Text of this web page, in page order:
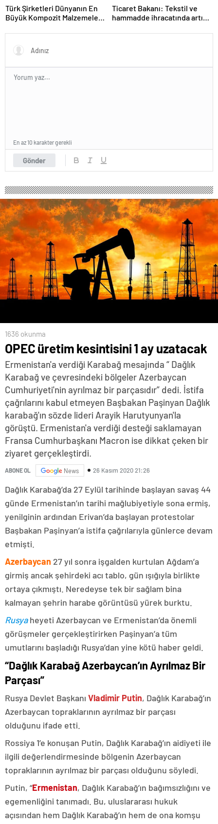
Türk Şirketleri Dünyanın En
Büyük Kompozit Malzemeler
Ticaret Bakanı: Tekstil ve
hammadde ihracatında artış
Gönder
En az 10 karakter gerekli
1636 okunma
OPEC üretim kesintisini 1 ay uzatacak
Ermenistan'a verdiği Karabağ mesajında “ Dağlık
Karabağ ve çevresindeki bölgeler Azerbaycan
Cumhuriyeti'nin ayrılmaz bir parçasıdır” dedi. İstifa
çağrılarını kabul etmeyen Başbakan Paşinyan Dağlık
karabağ'ın sözde lideri Arayik Harutyunyan'la
görüştü. Ermenistan'a verdiği desteği saklamayan
Fransa Cumhurbaşkanı Macron ise dikkat çeken bir
ziyaret gerçekleştirdi.
ABONE OL News 26 Kasım 2020 21:26
Dağlık Karabağ’da 27 Eylül tarihinde başlayan savaş 44
günde Ermenistan’ın tarihi mağlubiyetiyle sona ermiş,
yenilginin ardından Erivan’da başlayan protestolar
Başbakan Paşinyan’a istifa çağrılarıyla günlerce devam
etmişti.
Azerbaycan 27 yıl sonra işgalden kurtulan Ağdam’a
girmiş ancak şehirdeki acı tablo, gün ışığıyla birlikte
ortaya çıkmıştı. Neredeyse tek bir sağlam bina
kalmayan şehrin harabe görüntüsü yürek burktu.
Rusyaheyeti Azerbaycan ve Ermenistan’da önemli
görüşmeler gerçekleştirirken Paşinyan’a tüm
umutlarını başladığı Rusya’dan yine kötü haber geldi.
“Dağlık Karabağ Azerbaycan’ın Ayrılmaz Bir
Parçası”
Rusya Devlet Başkanı Vladimir Putin, Dağlık Karabağ’ın
Azerbaycan topraklarının ayrılmaz bir parçası
olduğunu ifade etti.
Rossiya 1’e konuşan Putin, Dağlık Karabağ’ın aidiyeti ile
ilgili değerlendirmesinde bölgenin Azerbaycan
topraklarının ayrılmaz bir parçası olduğunu söyledi.
Putin, “Ermenistan, Dağlık Karabağ’ın bağımsızlığını ve
egemenliğini tanımadı. Bu, uluslararası hukuk
açısından hem Dağlık Karabağ’ın hem de ona komşu